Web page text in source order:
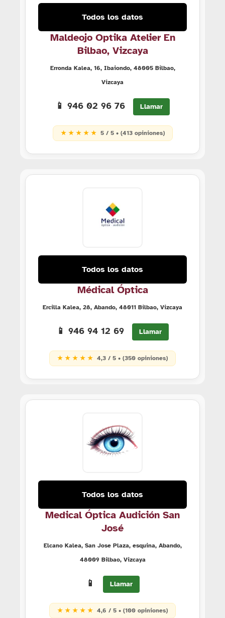
Todos los datos
Maldeojo Optika Atelier En
Bilbao, Vizcaya
Erronda Kalea, 16, Ibaiondo, 48005 Bilbao,
Vizcaya
📱 946 02 96 76 Llamar
★ ★ ★ ★ ★ 5 / 5 • (413 opiniones)
Todos los datos
Médical Óptica
Ercilla Kalea, 28, Abando, 48011 Bilbao, Vizcaya
📱 946 94 12 69 Llamar
★ ★ ★ ★ ★ 4,3 / 5 • (350 opiniones)
Todos los datos
Medical Óptica Audición San
José
Elcano Kalea, San Jose Plaza, esquina, Abando,
48009 Bilbao, Vizcaya
📱 Llamar
★ ★ ★ ★ ★ 4,6 / 5 • (100 opiniones)